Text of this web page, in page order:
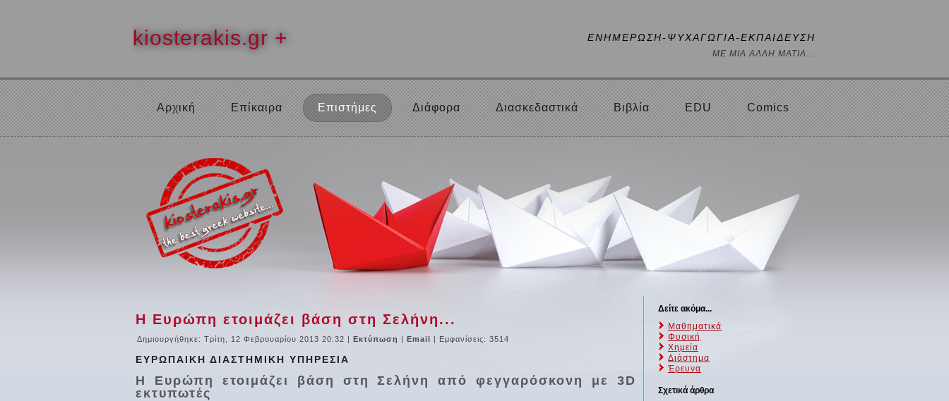
kiosterakis.gr + ΕΝΗΜΕΡΩΣΗ-ΨΥΧΑΓΩΓΙΑ-ΕΚΠΑΙΔΕΥΣΗ
ΜΕ ΜΙΑ ΑΛΛΗ ΜΑΤΙΑ...
Αρχική Επίκαιρα Επιστήμες Διάφορα Διασκεδαστικά Βιβλία EDU Comics
Η Ευρώπη ετοιμάζει βάση στη Σελήνη...
Δημιουργήθηκε: Τρίτη, 12 Φεβρουαρίου 2013 20:32 | Εκτύπωση | Email | Εμφανίσεις: 3514
ΕΥΡΩΠΑΙΚΗ ΔΙΑΣΤΗΜΙΚΗ ΥΠΗΡΕΣΙΑ
Η Ευρώπη ετοιμάζει βάση στη Σελήνη από φεγγαρόσκονη με 3D
εκτυπωτές
Δείτε ακόμα...
Μαθηματικά
Φυσική
Χημεία
Διάστημα
Έρευνα
Σχετικά άρθρα